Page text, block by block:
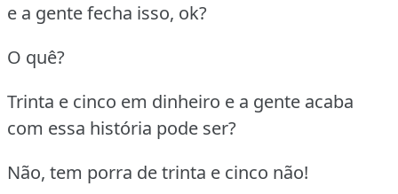
e a gente fecha isso, ok?
O quê?
Trinta e cinco em dinheiro e a gente acaba
com essa história pode ser?
Não, tem porra de trinta e cinco não!